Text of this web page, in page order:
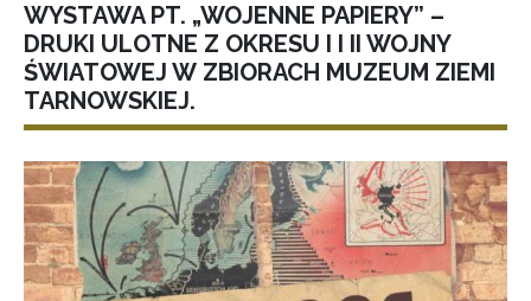
WYSTAWA PT. „WOJENNE PAPIERY” –
DRUKI ULOTNE Z OKRESU I I II WOJNY
ŚWIATOWEJ W ZBIORACH MUZEUM ZIEMI
TARNOWSKIEJ.